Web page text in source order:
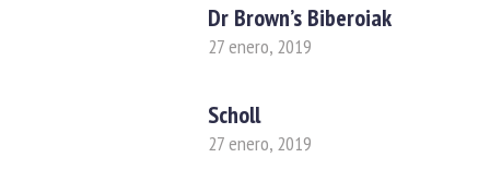
Dr Brown’s Biberoiak
27 enero, 2019
Scholl
27 enero, 2019